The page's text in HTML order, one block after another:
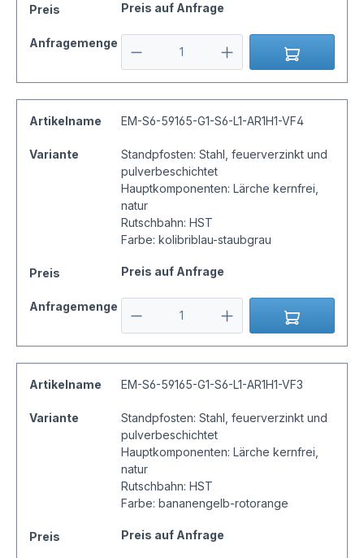
Preis Preis auf Anfrage
Anfragemenge
Artikelname EM-S6-59165-G1-S6-L1-AR1H1-VF4
Variante
Standpfosten: Stahl, feuerverzinkt und
pulverbeschichtet
Hauptkomponenten: Lärche kernfrei,
natur
Rutschbahn: HST
Farbe: kolibriblau-staubgrau
Preis Preis auf Anfrage
Anfragemenge
Artikelname EM-S6-59165-G1-S6-L1-AR1H1-VF3
Variante
Standpfosten: Stahl, feuerverzinkt und
pulverbeschichtet
Hauptkomponenten: Lärche kernfrei,
natur
Rutschbahn: HST
Farbe: bananengelb-rotorange
Preis Preis auf Anfrage